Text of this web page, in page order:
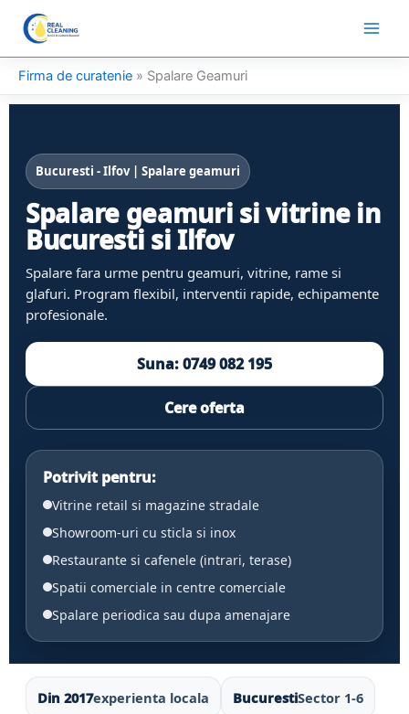
content
Firma de curatenie » Spalare Geamuri
Bucuresti - Ilfov | Spalare geamuri
Spalare geamuri si vitrine in
Bucuresti si Ilfov
Spalare fara urme pentru geamuri, vitrine, rame si
glafuri. Program flexibil, interventii rapide, echipamente
profesionale.
Suna: 0749 082 195
Cere oferta
Potrivit pentru:
Vitrine retail si magazine stradale
Showroom-uri cu sticla si inox
Restaurante si cafenele (intrari, terase)
Spatii comerciale in centre comerciale
Spalare periodica sau dupa amenajare
Din 2017experienta locala BucurestiSector 1-6